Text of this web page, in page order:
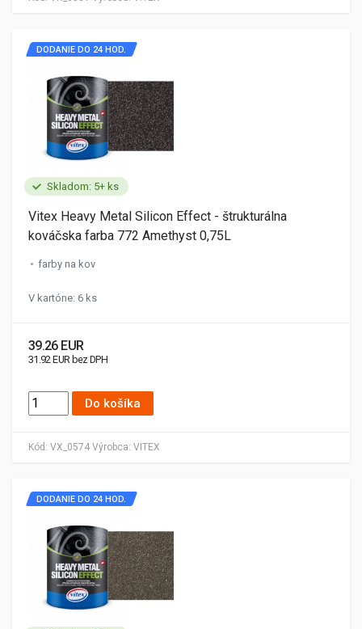
Skladom: 5+ ks
Kód: VX_0574 Výrobca: VITEX
DODANIE DO 24 HOD.
Vitex Heavy Metal Silicon Effect - štrukturálna
kováčska farba 772 Amethyst 0,75L
farby na kov
V kartóne: 6 ks
39.26 EUR
31.92 EUR bez DPH
Do košíka
DODANIE DO 24 HOD.